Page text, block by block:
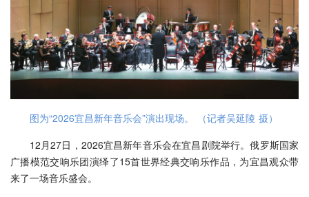
图为“2026宜昌新年音乐会”演出现场。 （记者吴延陵 摄）
12月27日，2026宜昌新年音乐会在宜昌剧院举行。俄罗斯国家
广播模范交响乐团演绎了15首世界经典交响乐作品，为宜昌观众带
来了一场音乐盛会。